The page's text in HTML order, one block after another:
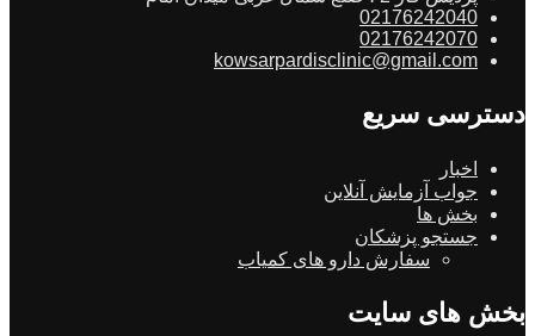
02176242040
02176242070
kowsarpardisclinic@gmail.com
دسترسی سریع
اخبار
جواب آزمایش آنلاین
بخش ها
جستجو پزشکان
سفارش دارو های کمیاب
بخش های سایت